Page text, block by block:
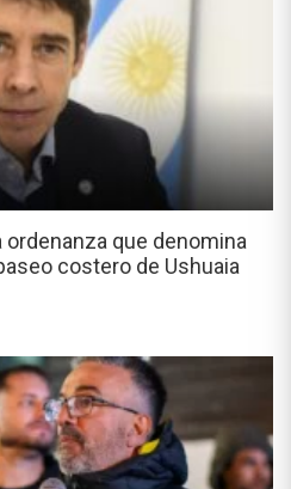
ordenanza que denomina
costero de Ushuaia